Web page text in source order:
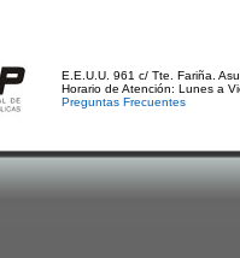
E.E.U.U. 961 c/ Tte. Fariña.
Horario de Atención: Lunes a
Preguntas Frecuentes